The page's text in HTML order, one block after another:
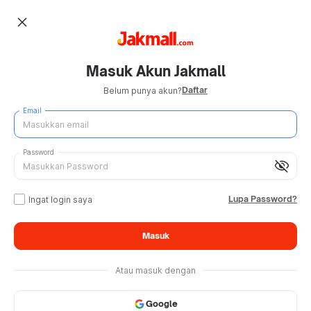
close
Masuk Akun Jakmall
Belum punya akun?Daftar
Email
visibility_off
Password
Ingat login saya Lupa Password?
Masuk
Atau masuk dengan
Google